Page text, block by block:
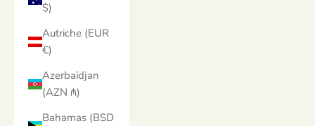
$)
Autriche (EUR
€)
Azerbaïdjan
(AZN ₼)
Bahamas (BSD